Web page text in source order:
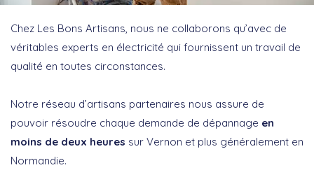
Chez Les Bons Artisans, nous ne collaborons qu’avec de
véritables experts en électricité qui fournissent un travail de
qualité en toutes circonstances.
Notre réseau d’artisans partenaires nous assure de
pouvoir résoudre chaque demande de dépannage en
moins de deux heures sur Vernon et plus généralement en
Normandie.